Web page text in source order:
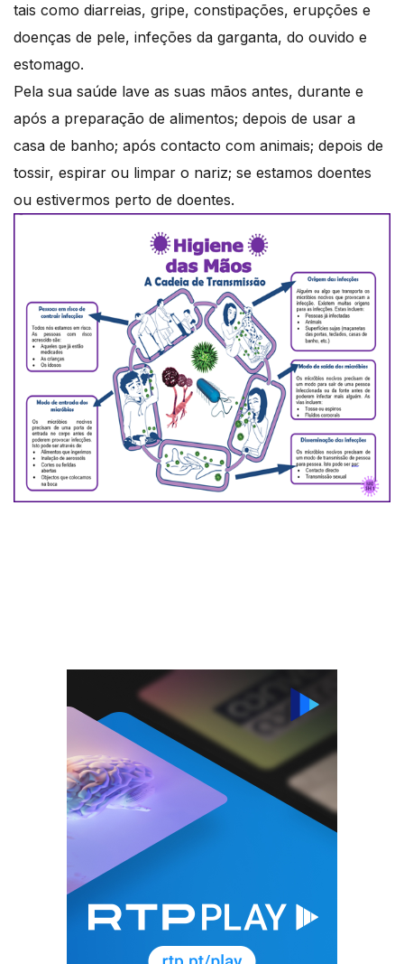
tais como diarreias, gripe, constipações, erupções e
doenças de pele, infeções da garganta, do ouvido e
estomago.
Pela sua saúde lave as suas mãos antes, durante e
após a preparação de alimentos; depois de usar a
casa de banho; após contacto com animais; depois de
tossir, espirar ou limpar o nariz; se estamos doentes
ou estivermos perto de doentes.